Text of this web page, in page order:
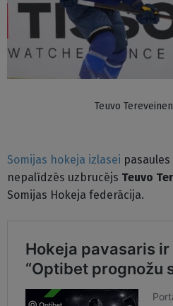
Teuvo
Somijas hokeja izlasei
nepalīdzēs uzbrucējs Teuvo
Somijas Hokeja federācija.